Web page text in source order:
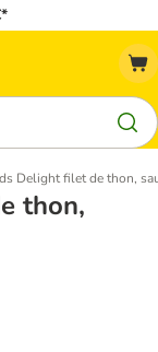
Delight filet de thon,
thon,